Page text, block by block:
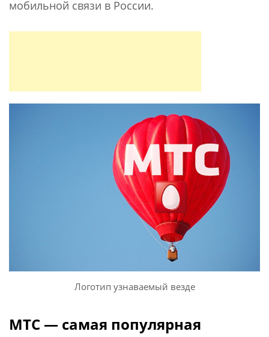
мобильной связи в России.
Логотип узнаваемый везде
МТС — самая популярная